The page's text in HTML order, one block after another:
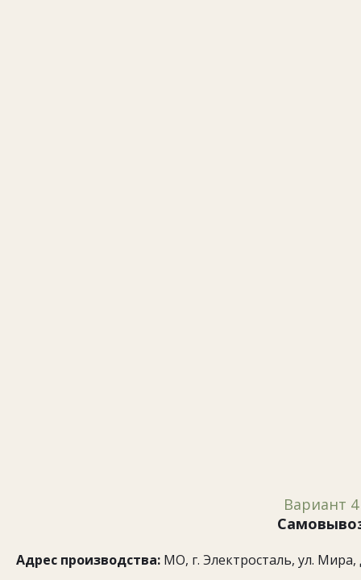
Вариант 4
Адрес производства: МО, г. Электросталь, ул. Мира,